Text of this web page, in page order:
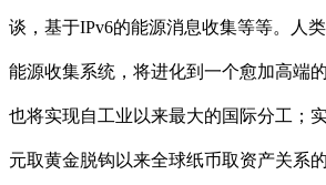
谈，基于IPv6的能源消息收集等等。人
能源收集系统，将进化到一个愈加高端
也将实现自工业以来最大的国际分工；
元取黄金脱钩以来全球纸币取资产关系